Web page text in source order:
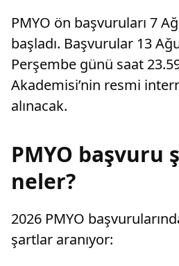
PMYO ön başvuruları 7
başladı. Başvurular 13
Perşembe günü saat
Akademisi’nin resmi
alınacak.
PMYO başvuru
neler?
2026 PMYO
şartlar aranıyor: